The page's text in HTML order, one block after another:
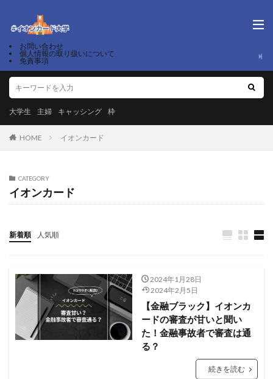
お問い合わせ
個人情報の取り扱いについて
免責事項
大学生 主婦 キャッシング 枠
HOME イオンカード
CATEGORY
イオンカード
新着順 人気順
2024年1月28日
2024年2月5日
【金融ブラック】イオンカ
ードの審査が甘いと聞い
た！金融事故者で審査は通
る？
続きを読む